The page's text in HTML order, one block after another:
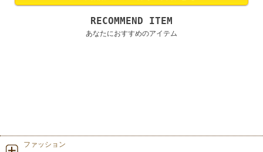
RECOMMEND ITEM
あなたにおすすめのアイテム
ファッション